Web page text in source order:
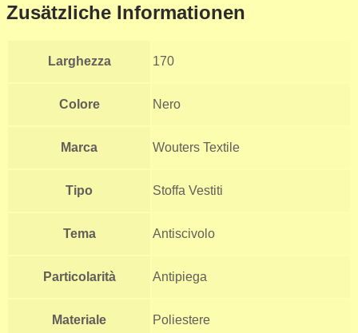
Zusätzliche Informationen
Larghezza 170
Colore Nero
Marca Wouters Textile
Tipo Stoffa Vestiti
Tema Antiscivolo
Particolarità Antipiega
Materiale Poliestere